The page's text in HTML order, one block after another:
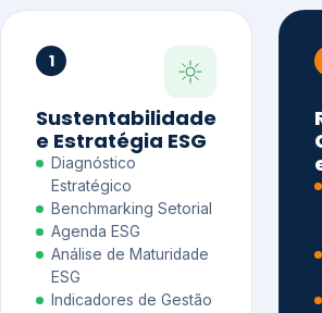
1
Sustentabilidade
e Estratégia ESG
Diagnóstico
Estratégico
Benchmarking Setorial
Agenda ESG
Análise de Maturidade
ESG
Indicadores de Gestão